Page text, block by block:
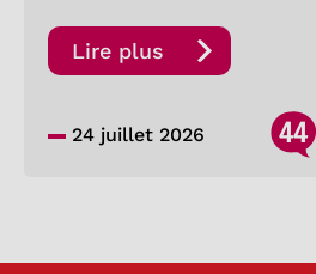
Lire plus
24 juillet 2026 44